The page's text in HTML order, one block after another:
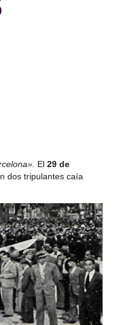
El29 de
dos tripulantes caía